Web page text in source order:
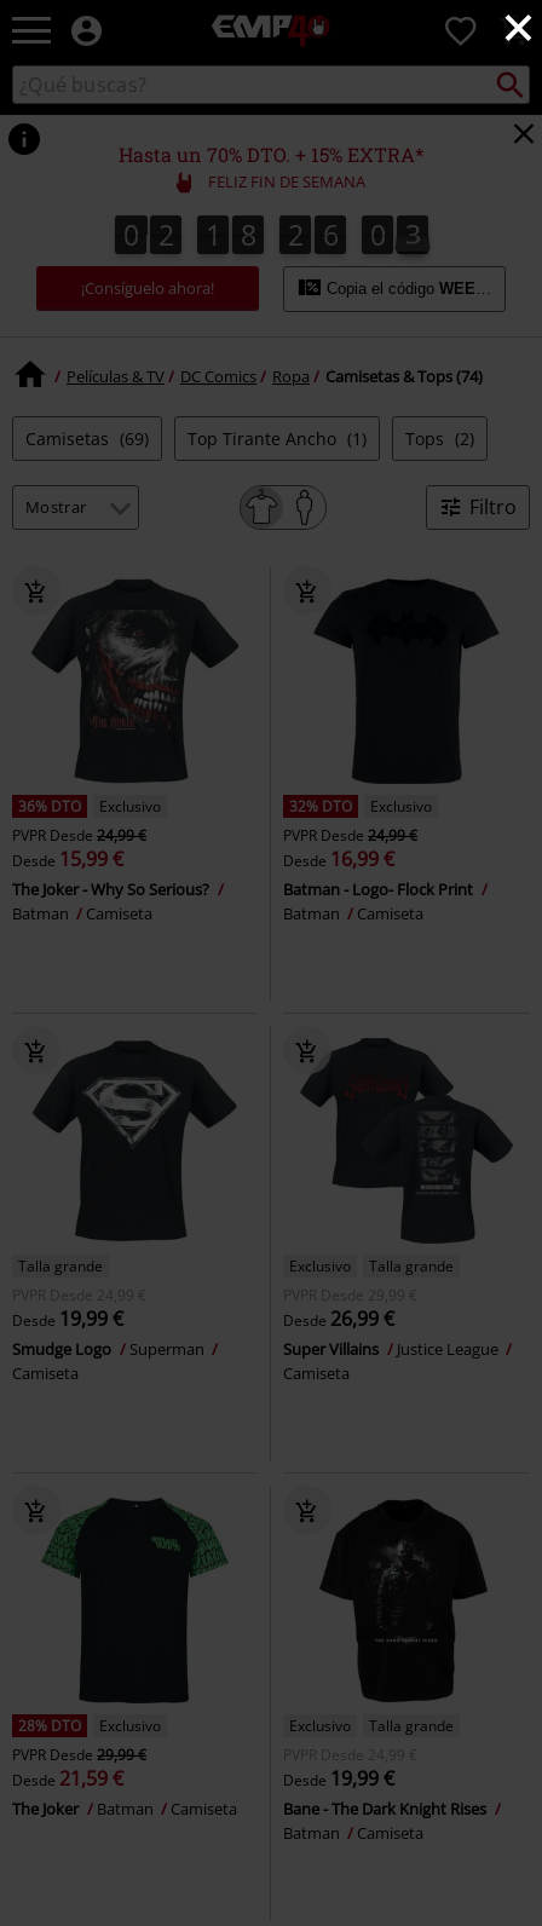
×
EMP
Música,
TV
&
Gaming
Merch
Ropa
Alternativa
0
Buscar
en
el
catálogo
Buscar
Hasta un 70% DTO. + 15% EXTRA*
FELIZ FIN DE SEMANA
0
0 2
2 1
1 8
8 2
2 6
6 0
0 1
2
1
3
2
¡Consíguelo ahora! Copia el código WEEKEND
Películas & TV DC Comics Ropa Camisetas & Tops (74)
Camisetas (69) Top Tirante Ancho (1) Tops (2)
Filtro
36% DTO
Exclusivo
PVPR Desde 24,99 €
Desde 15,99 €
The Joker - Why So Serious?
Batman
Camiseta
32% DTO
Exclusivo
PVPR Desde 24,99 €
Desde 16,99 €
Batman - Logo- Flock Print
Batman
Camiseta
Talla grande
PVPR
Desde 24,99 €
Desde 19,99 €
Smudge Logo
Superman
Camiseta
Exclusivo
Talla grande
PVPR
Desde 29,99 €
Desde 26,99 €
Super Villains
Justice League
Camiseta
28% DTO
Exclusivo
PVPR Desde 29,99 €
Desde 21,59 €
The Joker Batman Camiseta
Exclusivo
Talla grande
PVPR
Desde 24,99 €
Desde 19,99 €
Bane - The Dark Knight Rises
Batman
Camiseta